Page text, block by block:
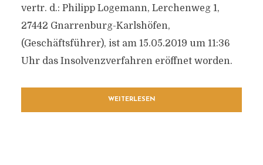
vertr. d.: Philipp Logemann, Lerchenweg 1,
27442 Gnarrenburg-Karlshöfen,
(Geschäftsführer), ist am 15.05.2019 um 11:36
Uhr das Insolvenzverfahren eröffnet worden.
WEITERLESEN